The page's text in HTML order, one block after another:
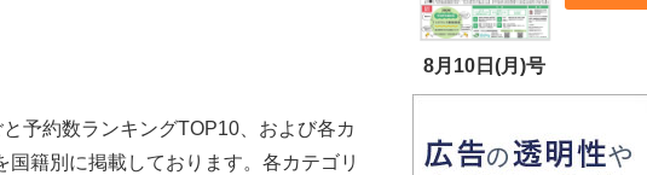
予約数ランキングTOP10、および各カ
籍別に掲載しております。各カテゴリ
8月10日(月)号